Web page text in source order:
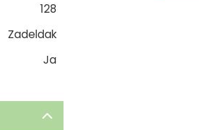
128
Zadeldak
Ja